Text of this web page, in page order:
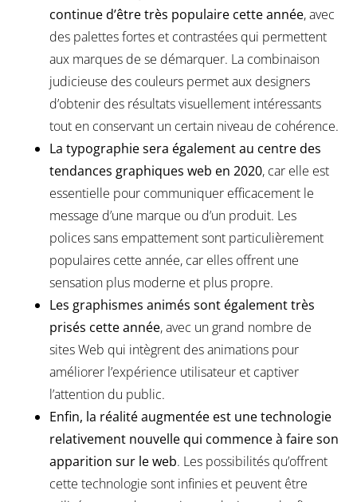
continue d’être très populaire cette année, avec
des palettes fortes et contrastées qui permettent
aux marques de se démarquer. La combinaison
judicieuse des couleurs permet aux designers
d’obtenir des résultats visuellement intéressants
tout en conservant un certain niveau de cohérence.
La typographie sera également au centre des
tendances graphiques web en 2020, car elle est
essentielle pour communiquer efficacement le
message d’une marque ou d’un produit. Les
polices sans empattement sont particulièrement
populaires cette année, car elles offrent une
sensation plus moderne et plus propre.
Les graphismes animés sont également très
prisés cette année, avec un grand nombre de
sites Web qui intègrent des animations pour
améliorer l’expérience utilisateur et captiver
l’attention du public.
Enfin, la réalité augmentée est une technologie
relativement nouvelle qui commence à faire son
apparition sur le web. Les possibilités qu’offrent
cette technologie sont infinies et peuvent être